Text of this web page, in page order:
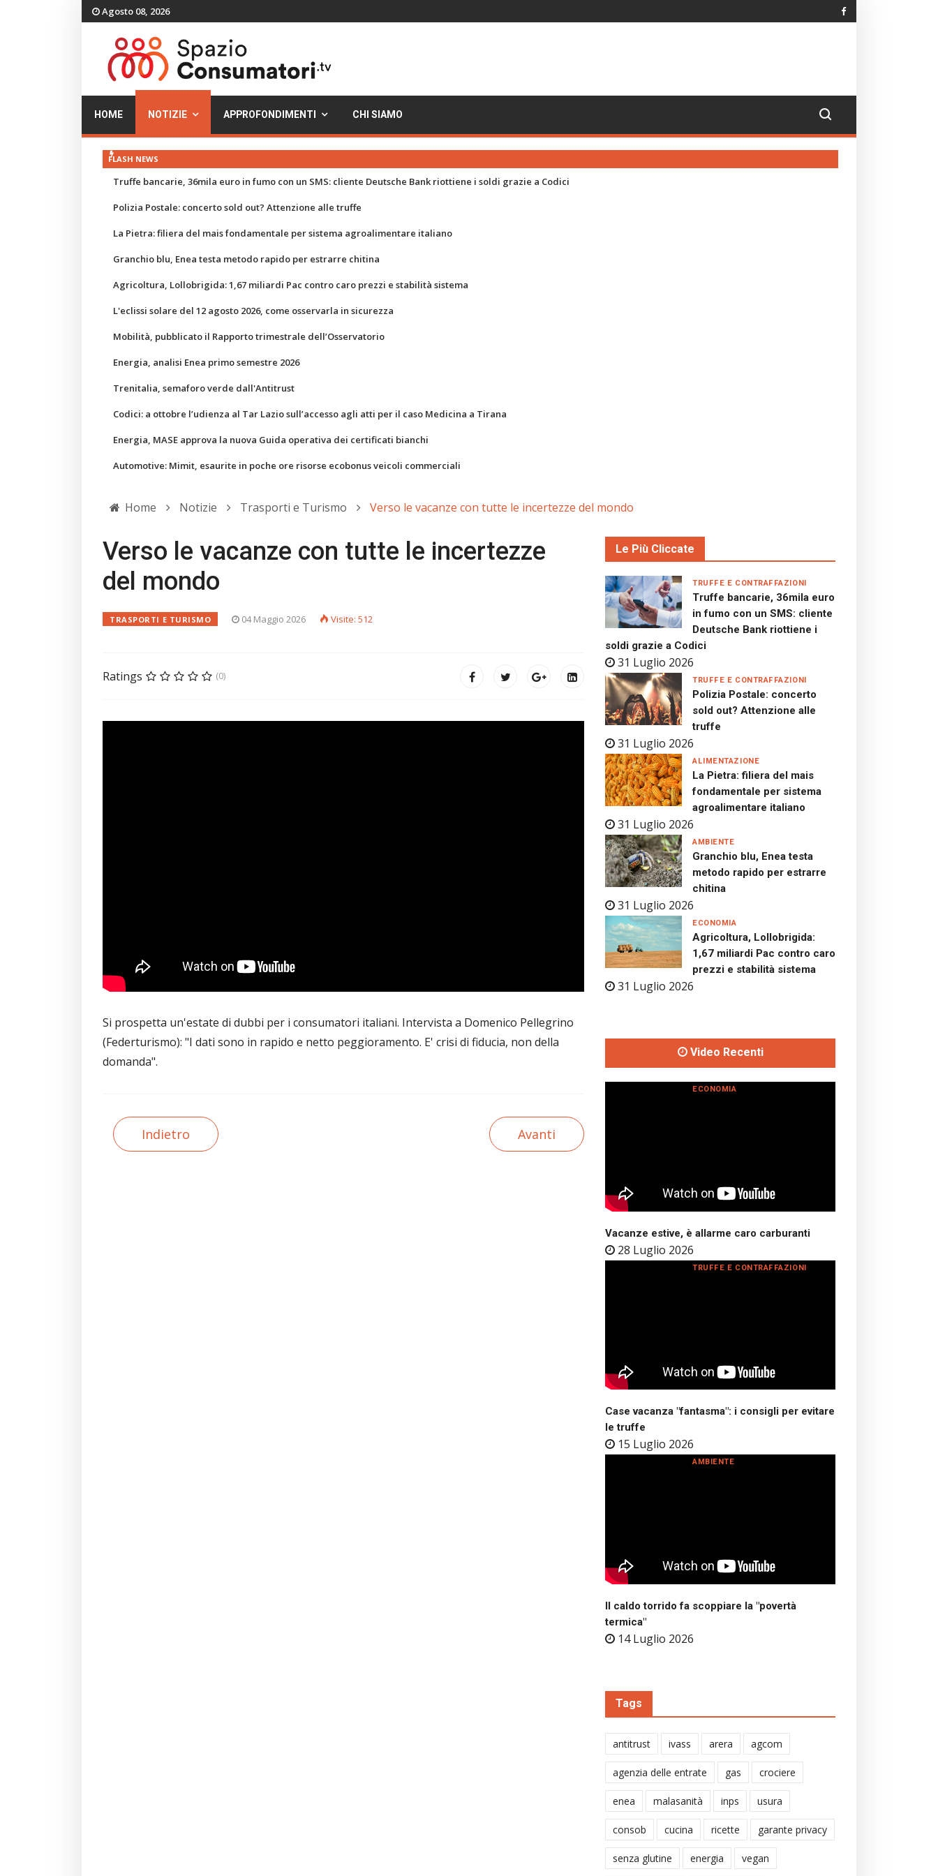
Agosto 08, 2026
HOME NOTIZIE APPROFONDIMENTI CHI SIAMO
FLASH NEWS
Truffe bancarie, 36mila euro in fumo con un SMS: cliente Deutsche Bank riottiene i soldi grazie a Codici
Polizia Postale: concerto sold out? Attenzione alle truffe
La Pietra: filiera del mais fondamentale per sistema agroalimentare italiano
Granchio blu, Enea testa metodo rapido per estrarre chitina
Agricoltura, Lollobrigida: 1,67 miliardi Pac contro caro prezzi e stabilità sistema
L'eclissi solare del 12 agosto 2026, come osservarla in sicurezza
Mobilità, pubblicato il Rapporto trimestrale dell’Osservatorio
Energia, analisi Enea primo semestre 2026
Trenitalia, semaforo verde dall'Antitrust
Codici: a ottobre l’udienza al Tar Lazio sull’accesso agli atti per il caso Medicina a Tirana
Energia, MASE approva la nuova Guida operativa dei certificati bianchi
Automotive: Mimit, esaurite in poche ore risorse ecobonus veicoli commerciali
Home Notizie Trasporti e Turismo Verso le vacanze con tutte le incertezze del mondo
Verso le vacanze con tutte le incertezze
del mondo
TRASPORTI E TURISMO 04 Maggio 2026 Visite: 512
Ratings (0)
Si prospetta un'estate di dubbi per i consumatori italiani. Intervista a Domenico Pellegrino
(Federturismo): "I dati sono in rapido e netto peggioramento. E' crisi di fiducia, non della
domanda".
Indietro Avanti
Le Più Cliccate
Truffe bancarie, 36mila euro
in fumo con un SMS: cliente
Deutsche Bank riottiene i
soldi grazie a Codici
31 Luglio 2026
TRUFFE E CONTRAFFAZIONI
Polizia Postale: concerto
sold out? Attenzione alle
truffe
31 Luglio 2026
TRUFFE E CONTRAFFAZIONI
La Pietra: filiera del mais
fondamentale per sistema
agroalimentare italiano
31 Luglio 2026
ALIMENTAZIONE
Granchio blu, Enea testa
metodo rapido per estrarre
chitina
31 Luglio 2026
AMBIENTE
Agricoltura, Lollobrigida:
1,67 miliardi Pac contro caro
prezzi e stabilità sistema
31 Luglio 2026
ECONOMIA
Video Recenti
Vacanze estive, è allarme caro carburanti
28 Luglio 2026
ECONOMIA
Case vacanza "fantasma": i consigli per evitare
le truffe
15 Luglio 2026
TRUFFE E CONTRAFFAZIONI
Il caldo torrido fa scoppiare la "povertà
termica"
14 Luglio 2026
AMBIENTE
Tags
antitrust ivass arera agcom
agenzia delle entrate gas crociere
enea malasanità inps usura
consob cucina ricette garante privacy
senza glutine energia vegan